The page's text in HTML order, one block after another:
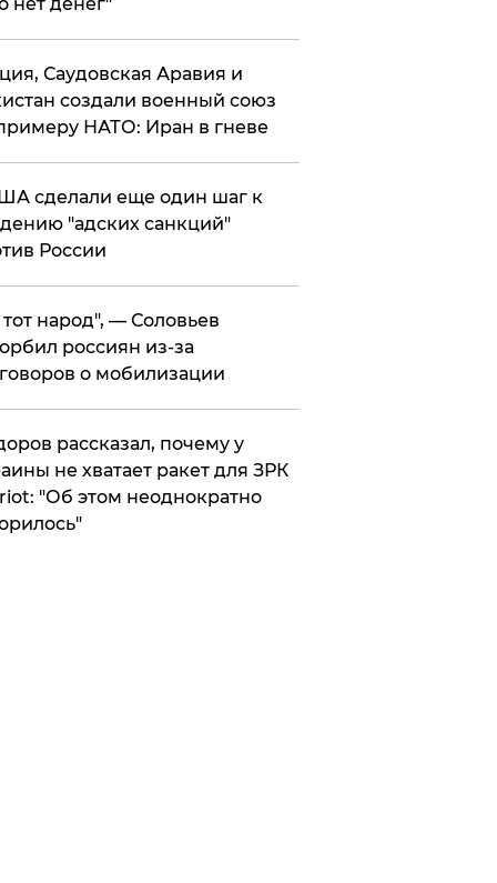
Саудовская Аравия и
создали военный союз
НАТО: Иран в гневе
сделали еще один шаг к
"адских санкций"
России
народ", — Соловьев
россиян из-за
о мобилизации
рассказал, почему у
не хватает ракет для ЗРК
"Об этом неоднократно